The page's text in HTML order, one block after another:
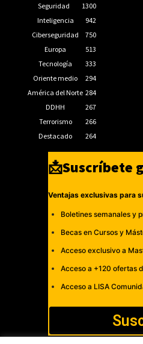
Seguridad
1300
Inteligencia
942
Ciberseguridad
750
Europa
513
Tecnología
333
Oriente medio
294
América del Norte 284
DDHH
267
Terrorismo
266
Destacado
264
📩Suscríbete
Ventajas exclusivas para
Boletines semanales y
Becas en Cursos y
Acceso exclusivo a
Acceso a +120 ofertas
Acceso a LISA